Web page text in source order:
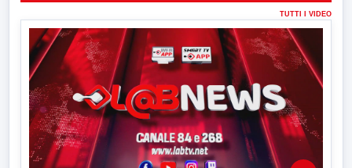
TUTTI I VIDEO